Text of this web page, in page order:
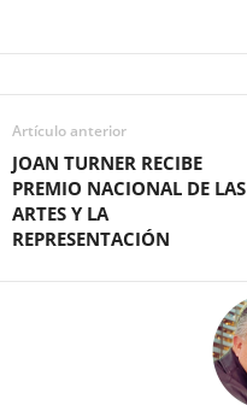
Artículo anterior
JOAN TURNER RECIBE
PREMIO NACIONAL DE LAS
ARTES Y LA
REPRESENTACIÓN